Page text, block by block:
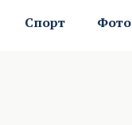
Спорт Фото